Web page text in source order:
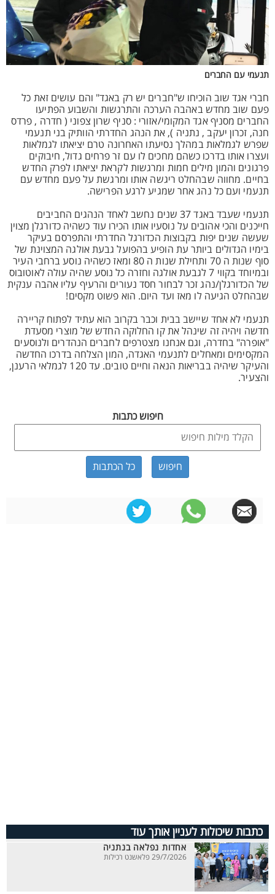
תנעמי עם החברים
חברי אגד שוב הוכיחו ש"חברים יש רק באגד" והם עושים זאת כל
פעם שוב מחדש באהבה הערכה והתרגשות והשבוע הפתיעו
החברים מסניף אגד המקומי/אזורי : סניף שרון צפוני ( חדרה , פרדס
חנה, זכרון יעקב , נתניה ), את הנהג החדרתי הוותיק בני תנעמי
שפרש לגמלאות במהלך נסיעתו האחרונה טרם יציאתו לגמלאות
ועצרו אותו בדרכו כשהם מחכים לו עם זר פרחים גדול, חיבוקים
פרגונים והמון מילים חמות ומרגשות לקראת יציאתו לפרק החדש
בחיים. מחווה שבהחלט ריגשה אותו ומרגשת על פעם מחדש עם
תנעמי ועם כל נהג אחר שמגיע לרגע הפרישה.
תנעמי שעבד באגד 37 שנים נחשב לאחד הנהגים החביבים
חייכנים והכי אהובים על נוסעיו אותו הכירו עוד כשהיה כדורגלן מצוין
שעשה שנים יפות בקבוצות הכדורגל החדרתי והתפרסם בעיקר
בימיו הגדולים ביותר עת הופיע בהפועל גבעת אולגה המצוינת של
סוף שנות ה 70 ותחילת שנות ה 80 ומאז כשהיה נוסע ברחבי העיר
ובמיוחד בקווי 7 לגבעת אולגה וחזרה כל נוסע שהיה עולה לאוטובוס
של הכדורגלן/נהג זכר לבחור חסד נעורים והרעיף עליו אהבה ענקית
שבהחלט הגיעה לו מאז ועד היום. הוא פשוט מקסים!
תנעמי לא אחד שיישב בבית וכבר בקרוב הוא עתיד לפתוח קריירה
חדשה ויהיה זה שינהל את קו החלוקה החדש של מוצרי מסעדת
"אופרה" בחדרה, וגם אנחנו מצטרפים לחברים הנהדרים ולנוסעים
המקסימים ומאחלים לתנעמי האגדה, המון הצלחה בדרכו החדשה
והעיקר שיהיה בבריאות הנאה וחיים טובים. עד 120 לגמלאי הרענן,
והצעיר.
חיפוש כתבות
כל הכתבות
כתבות שיכולות לעניין אותך עוד
אחדות נפלאה בנתניה
29/7/2026 פלאשנט רכילות